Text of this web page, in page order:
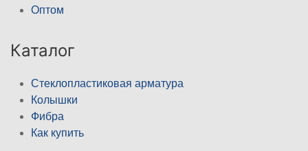
Оптом
Каталог
Стеклопластиковая арматура
Колышки
Фибра
Как купить